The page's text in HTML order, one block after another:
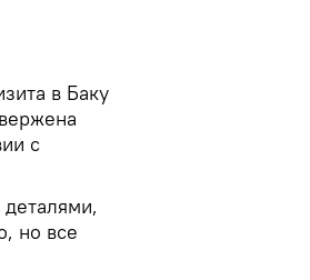
в Баку
с
но все